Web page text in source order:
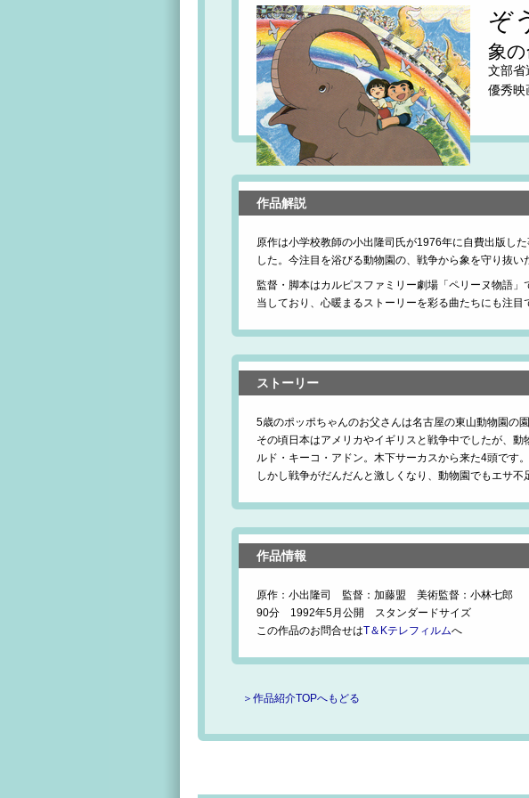
ぞ
象
文部省
優秀映
作品解説
原作は小学校教師の小出隆司氏が1976年に自費出版し
した。今注目を浴びる動物園の、戦争から象を守り抜い
監督・脚本はカルピスファミリー劇場「ペリーヌ物語
当しており、心暖まるストーリーを彩る曲たちにも注目
ストーリー
5歳のポッポちゃんのお父さんは名古屋の東山動物園の
その頃日本はアメリカやイギリスと戦争中でしたが、
ルド・キーコ・アドン。木下サーカスから来た4頭です。
しかし戦争がだんだんと激しくなり、動物園でもエサ
作品情報
原作：小出隆司 監督：加藤盟 美術監督：小林七郎
90分 1992年5月公開 スタンダードサイズ
この作品のお問合せはT＆Kテレフィルムへ
＞作品紹介TOPへもどる